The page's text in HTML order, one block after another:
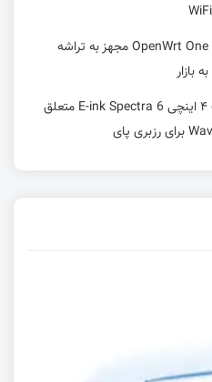
عرضه روتر OpenWrt One WiFi 6 مجهز به تراشه
نمایشگر تمام‌ رنگ ۴ اینچی E-ink Spectra 6 متعلق